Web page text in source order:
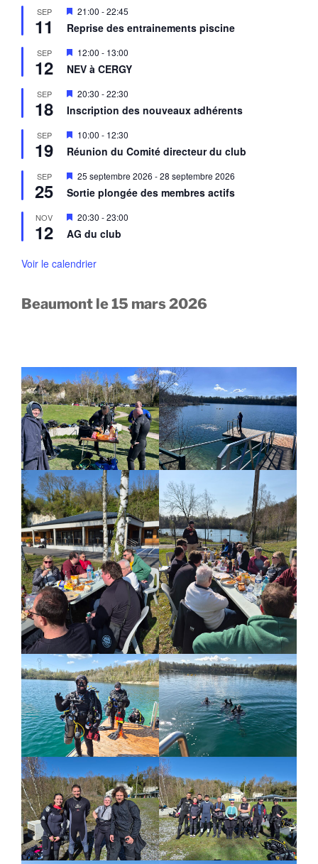
a
n
t
n
a
v
a
n
t
SEP
11
M
s
n
a
a
n
t
21:00 -22:45
Reprise des entrainements piscine
SEP
12
M
i
s
n
a
a
n
t
12:00 - 13:00
NEV à CERGY
SEP
18
M
s
n
a
a
n
t
20:30 -22:30
Inscription des nouveaux adhérents
SEP
19
M
i
s
n
a
a
n
t
10:00 - 12:30
Réunion du Comité directeur du club
SEP
25
M
s
n
a
n
25 septembre 2026 -28 septembre 2026
Sortie plongée des membres actifs
NOV
12
M
i
s
n
n
20:30 -23:00
AG du club
Voir le calendrier
Beaumont le 15 mars 2026